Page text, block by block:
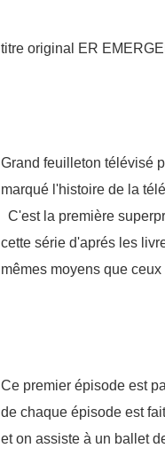
titre original ER
Grand feuilleton télévisé
marqué l'histoire de la
C'est la première
cette série d'aprés les
mêmes moyens que
Ce premier épisode est
de chaque épisode est
et on assiste à un ballet